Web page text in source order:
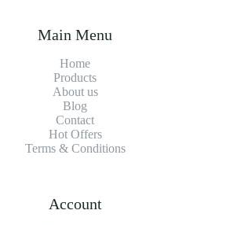
Main Menu
Home
Products
About us
Blog
Contact
Hot Offers
Terms & Conditions
Account